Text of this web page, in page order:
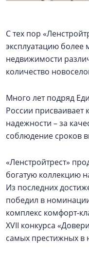
С тех пор
эксплуатацию более
недвижимости
количество
Много лет подряд
России
надежности – за
соблюдение сроков
«Ленстройтрест»
богатую коллекцию
Из последних
победил в
комплекс комфорт-
XVII конкурса
самых престижных в